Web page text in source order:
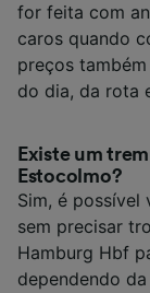
for feita com
caros quando
preços
do dia, da rota
Existe um
Estocolmo?
Sim, é possível
sem precisar
Hamburg Hbf
dependendo